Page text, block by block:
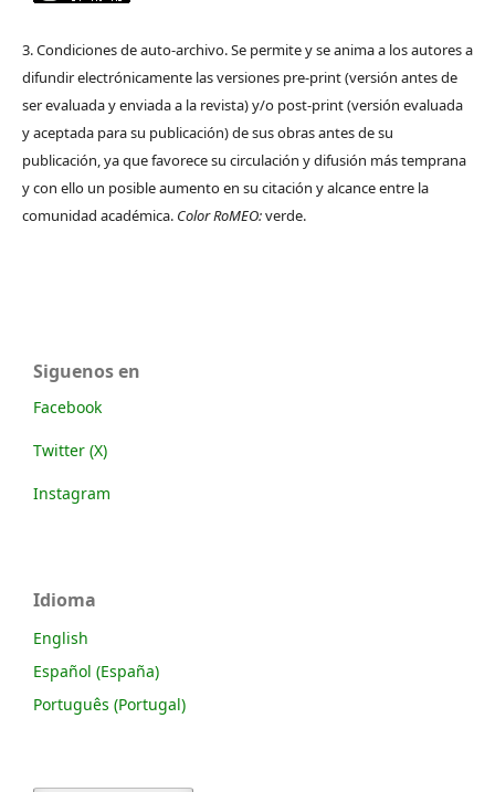
3. Condiciones de auto-archivo. Se permite y se anima a los autores a
difundir electrónicamente las versiones pre-print (versión antes de
ser evaluada y enviada a la revista) y/o post-print (versión evaluada
y aceptada para su publicación) de sus obras antes de su
publicación, ya que favorece su circulación y difusión más temprana
y con ello un posible aumento en su citación y alcance entre la
comunidad académica. Color RoMEO:verde.
Siguenos en
Facebook
Twitter (X)
Instagram
Idioma
English
Español (España)
Português (Portugal)